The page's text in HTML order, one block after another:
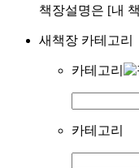
책장설명은 [내
새책장 카테고리
카테고리
카테고리